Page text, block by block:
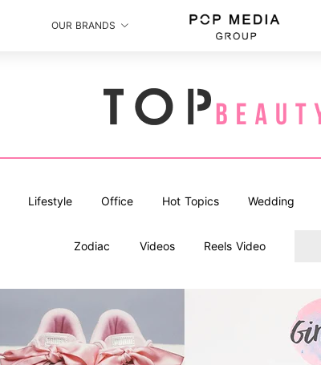
OUR BRANDS
Lifestyle Office Hot Topics Wedding
Zodiac Videos Reels Video